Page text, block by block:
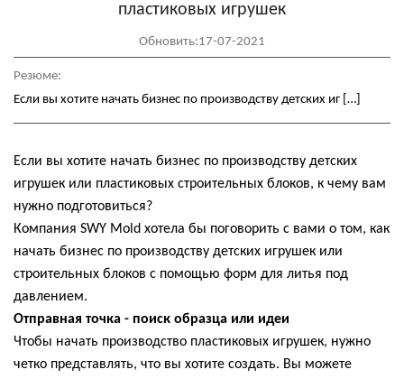
пластиковых игрушек
Обновить:17-07-2021
Резюме:
Если вы хотите начать бизнес по производству детских иг […]
Если вы хотите начать бизнес по производству детских
игрушек или пластиковых строительных блоков, к чему вам
нужно подготовиться?
Компания SWY Mold хотела бы поговорить с вами о том, как
начать бизнес по производству детских игрушек или
строительных блоков с помощью форм для литья под
давлением.
Отправная точка - поиск образца или идеи
Чтобы начать производство пластиковых игрушек, нужно
четко представлять, что вы хотите создать. Вы можете